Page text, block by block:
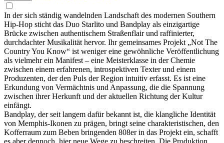
In der sich ständig wandelnden Landschaft des modernen Southern
Hip-Hop sticht das Duo Starlito und Bandplay als einzigartige
Brücke zwischen authentischem Straßenflair und raffinierter,
durchdachter Musikalität hervor. Ihr gemeinsames Projekt „Not The
Country You Know“ ist weniger eine gewöhnliche Veröffentlichung
als vielmehr ein Manifest – eine Meisterklasse in der Chemie
zwischen einem erfahrenen, introspektiven Texter und einem
Produzenten, der den Puls der Region intuitiv erfasst. Es ist eine
Erkundung von Vermächtnis und Anpassung, die die Spannung
zwischen ihrer Herkunft und der aktuellen Richtung der Kultur
einfängt.
Bandplay, der seit langem dafür bekannt ist, die klangliche Identität
von Memphis-Ikonen zu prägen, bringt seine charakteristischen, den
Kofferraum zum Beben bringenden 808er in das Projekt ein, schafft
es aber dennoch, hier neue Wege zu beschreiten. Die Produktion